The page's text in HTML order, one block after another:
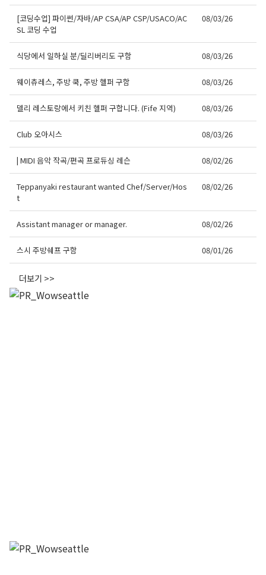
[코딩수업] 파이썬/자바/AP CSA/AP CSP/USACO/AC
SL 코딩 수업
08/03/26
식당에서 일하실 분/딜리버리도 구함 08/03/26
웨이츄레스, 주방 쿡, 주방 헬퍼 구함 08/03/26
델리 레스토랑에서 키친 헬퍼 구합니다. (Fife 지역) 08/03/26
Club 오아시스 08/03/26
| MIDI 음악 작곡/편곡 프로듀싱 레슨 08/02/26
Teppanyaki restaurant wanted Chef/Server/Hos
t
08/02/26
Assistant manager or manager. 08/02/26
스시 주방쉐프 구함 08/01/26
더보기 >>